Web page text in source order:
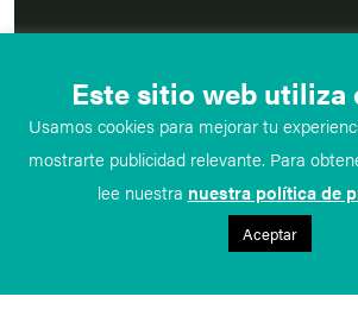
Este sitio web utiliza
Usamos cookies para mejorar tu
mostrarte publicidad relevante. Para
lee nuestra nuestra política de
Aceptar